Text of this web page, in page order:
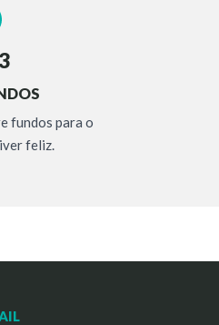
fundos para o
feliz.